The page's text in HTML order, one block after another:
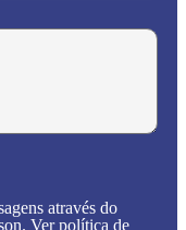
através do
Ver política de